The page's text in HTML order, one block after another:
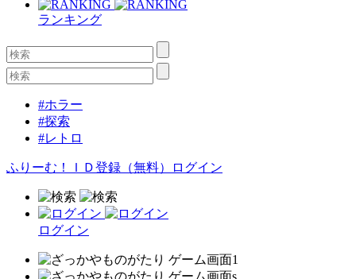
ランキング
#ホラー
#探索
#レトロ
ふりーむ！ＩＤ登録（無料） ログイン
ログイン